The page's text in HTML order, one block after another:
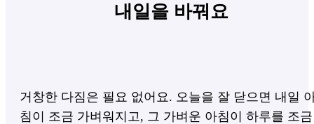
내일을 바꿔요
거창한 다짐은 필요 없어요. 오늘을 잘 닫으면 내일
침이 조금 가벼워지고, 그 가벼운 아침이 하루를 조금